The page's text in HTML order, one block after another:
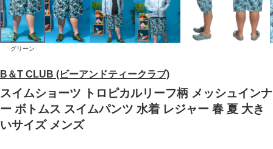
B＆T CLUB (ビーアンドティークラブ)
スイムショーツ トロピカルリーフ柄 メッシュインナ
ー ボトムス スイムパンツ 水着 レジャー 春 夏 大き
いサイズ メンズ
グリーン